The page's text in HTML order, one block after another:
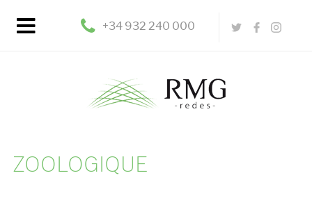
+34 932 240 000
ZOOLOGIQUE